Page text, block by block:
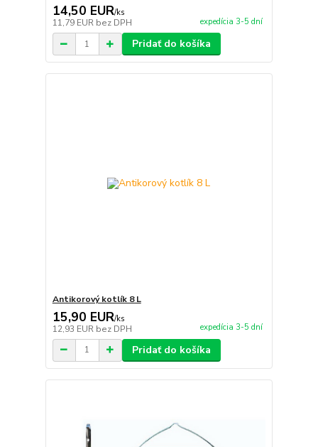
14,50 EUR/ks
11,79 EUR bez DPH expedícia 3-5 dní
Pridať do košíka
Antikorový kotlík 8 L
15,90 EUR/ks
12,93 EUR bez DPH expedícia 3-5 dní
Pridať do košíka